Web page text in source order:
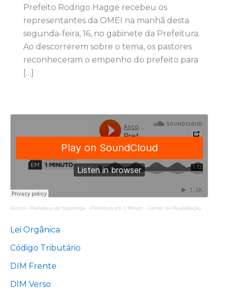
Prefeito Rodrigo Hagge recebeu os
representantes da OMEI na manhã desta
segunda-feira, 16, no gabinete da Prefeitura.
Ao descorrerem sobre o tema, os pastores
reconheceram o empenho do prefeito para
[…]
Ascom - Prefeitura de Itapetinga · Prefeitura em 1 Minuto - Centro de Reabilitação Equoterapia Manoela
Lei Orgânica
Código Tributário
DIM Frente
DIM Verso